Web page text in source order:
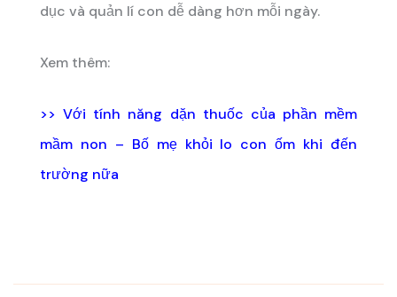
dục và quản lí con dễ dàng hơn mỗi ngày.
Xem thêm:
>>Với tính năng dặn thuốc của phần mềm
mầm non – Bố mẹ khỏi lo con ốm khi đến
trường nữa